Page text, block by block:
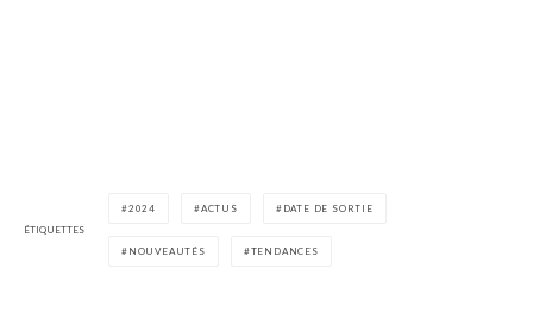
ÉTIQUETTES
2024 ACTUS DATE DE SORTIE
NOUVEAUTÉS TENDANCES